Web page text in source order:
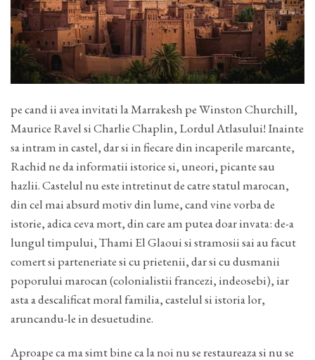
pe cand ii avea invitati la Marrakesh pe Winston Churchill,
Maurice Ravel si Charlie Chaplin, Lordul Atlasului! Inainte
sa intram in castel, dar si in fiecare din incaperile marcante,
Rachid ne da informatii istorice si, uneori, picante sau
hazlii. Castelul nu este intretinut de catre statul marocan,
din cel mai absurd motiv din lume, cand vine vorba de
istorie, adica ceva mort, din care am putea doar invata: de-a
lungul timpului, Thami El Glaoui si stramosii sai au facut
comert si parteneriate si cu prietenii, dar si cu dusmanii
poporului marocan (colonialistii francezi, indeosebi), iar
asta a descalificat moral familia, castelul si istoria lor,
aruncandu-le in desuetudine.
Aproape ca ma simt bine ca la noi nu se restaureaza si nu se